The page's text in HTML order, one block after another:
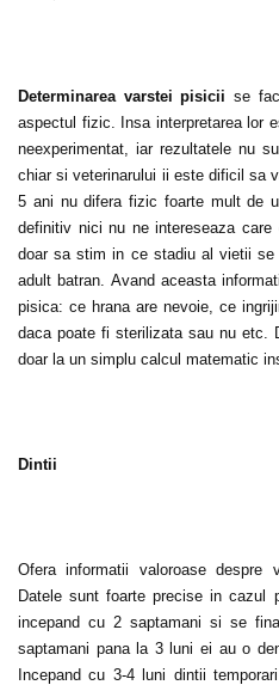
Determinarea varstei pisiciise
aspectul fizic. Insa interpretarea lor
neexperimentat, iar rezultatele nu
chiar si veterinarului ii este dificil sa
5 ani nu difera fizic foarte mult de
definitiv nici nu ne intereseaza
doar sa stim in ce stadiu al vietii
adult batran. Avand aceasta
pisica: ce hrana are nevoie, ce
daca poate fi sterilizata sau nu etc.
doar la un simplu calcul matematic
Dintii
Ofera informatii valoroase despre
Datele sunt foarte precise in cazul
incepand cu 2 saptamani si se
saptamani pana la 3 luni ei au o
Incepand cu 3-4 luni dintii